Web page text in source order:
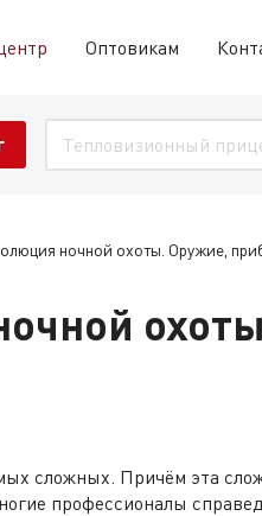
Оптовикам
ночной охоты. Оружие,
сложных. Причём эта
профессионалы